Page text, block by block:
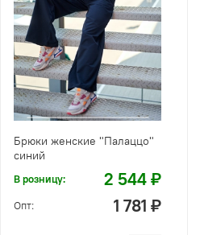
Брюки женские "Палаццо"
синий
В розницу: 2 544 ₽
Опт: 1 781 ₽